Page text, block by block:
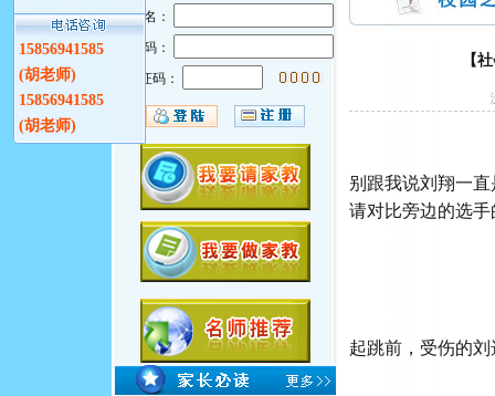
用户名：
密 码：
验证码：
【
别跟我说刘翔一
请对比旁边的选
起跳前，受伤的
15856941585
(胡老师)
15856941585
(胡老师)